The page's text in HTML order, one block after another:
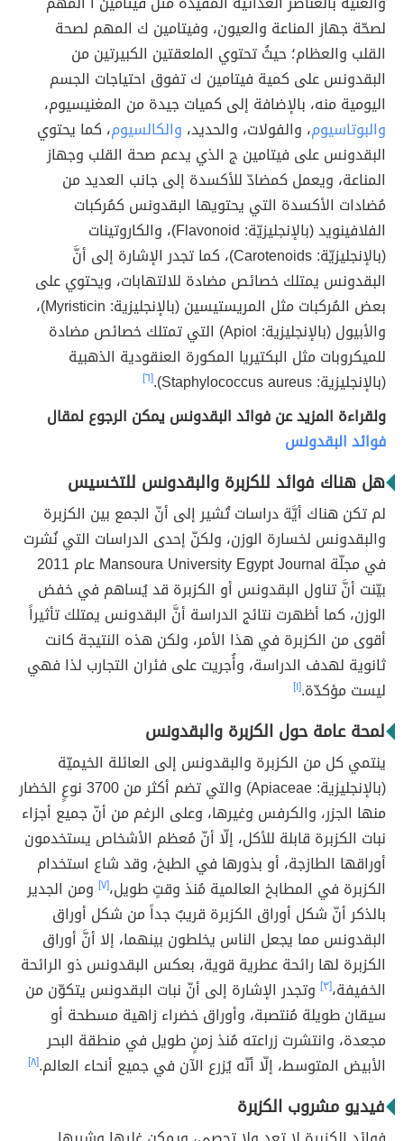
لصحّة جهاز المناعة والعيون، وفيتامين ك المهم لصحة
القلب والعظام؛ حيثُ تحتوي الملعقتين الكبيرتين من
البقدونس على كمية فيتامين ك تفوق احتياجات الجسم
اليومية منه، بالإضافة إلى كميات جيدة من المغنيسيوم،
والبوتاسيوم، والفولات، والحديد، والكالسيوم، كما يحتوي
البقدونس على فيتامين ج الذي يدعم صحة القلب وجهاز
المناعة، ويعمل كمضادّ للأكسدة إلى جانب العديد من
مُضادات الأكسدة التي يحتويها البقدونس كمُركبات
الفلافينويد (بالإنجليزيّة: Flavonoid)، والكاروتينات
(بالإنجليزيّة: Carotenoids)، كما تجدر الإشارة إلى أنَّ
البقدونس يمتلك خصائص مضادة للالتهابات، ويحتوي على
بعض المُركبات مثل المريستيسين (بالإنجليزية: Myristicin)،
والأبيول (بالإنجليزية: Apiol) التي تمتلك خصائص مضادة
للميكروبات مثل البكتيريا المكورة العنقودية الذهبية
(بالإنجليزية: Staphylococcus aureus).
[٦]
ولقراءة المزيد عن فوائد البقدونس يمكن الرجوع لمقال
فوائد البقدونس
هل هناك فوائد للكزبرة والبقدونس للتخسيس
لم تكن هناك أيَّة دراسات تُشير إلى أنّ الجمع بين الكزبرة
والبقدونس لخسارة الوزن، ولكنّ إحدى الدراسات التي نُشرت
في مجلّة Mansoura University Egypt Journal عام 2011
بيّنت أنَّ تناول البقدونس أو الكزبرة قد يُساهم في خفض
الوزن، كما أظهرت نتائج الدراسة أنَّ البقدونس يمتلك تأثيراً
أقوى من الكزبرة في هذا الأمر، ولكن هذه النتيجة كانت
ثانوية لهدف الدراسة، وأُجريت على فئران التجارب لذا فهي
ليست مؤكدّة.[١]
لمحة عامة حول الكزبرة والبقدونس
ينتمي كل من الكزبرة والبقدونس إلى العائلة الخيميّة
(بالإنجليزية: Apiaceae) والتي تضم أكثر من 3700 نوعٍ الخضار
منها الجزر، والكرفس وغيرها، وعلى الرغم من أنّ جميع أجزاء
نبات الكزبرة قابلة للأكل، إلّا أنّ مُعظم الأشخاص يستخدمون
أوراقها الطازجة، أو بذورها في الطبخ، وقد شاع استخدام
الكزبرة في المطابخ العالمية مُنذ وقتٍ طويل،[٧]
ومن الجدير
بالذكر أنّ شكل أوراق الكزبرة قريبٌ جداً من شكل أوراق
البقدونس مما يجعل الناس يخلطون بينهما، إلا أنَّ أوراق
الكزبرة لها رائحة عطرية قوية، بعكس البقدونس ذو الرائحة
الخفيفة،[٣]
وتجدر الإشارة إلى أنّ نبات البقدونس يتكوّن من
سيقان طويلة مُنتصبة، وأوراق خضراء زاهية مسطحة أو
مجعدة، وانتشرت زراعته مُنذ زمنٍ طويل في منطقة البحر
الأبيض المتوسط، إلّا أنّه يُزرع الآن في جميع أنحاء العالم.[٨]
فيديو مشروب الكزبرة